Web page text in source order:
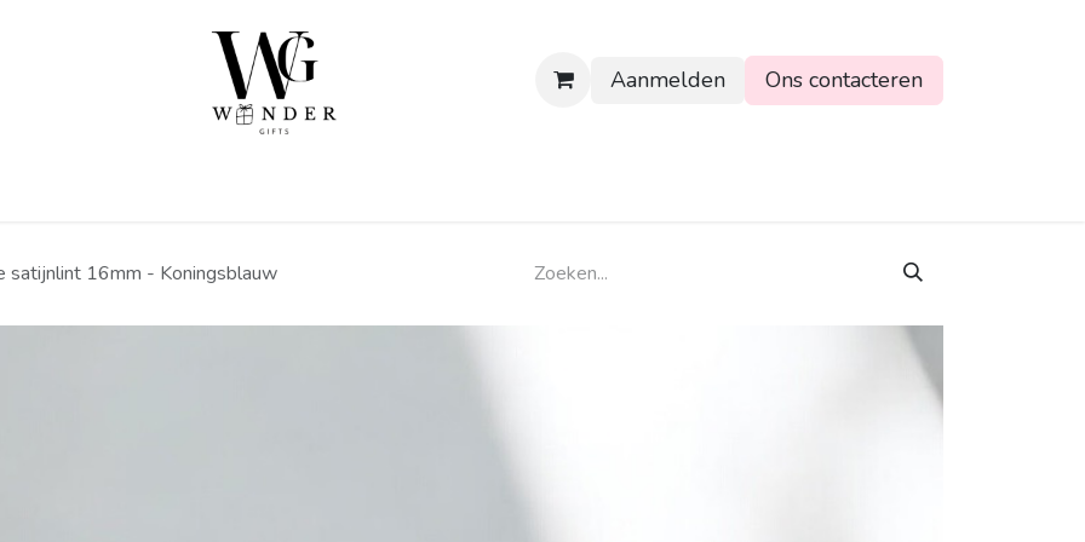
Aanmelden Ons contacteren
satijnlint 16mm - Koningsblauw